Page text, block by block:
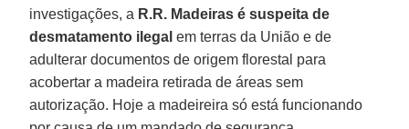
investigações, a R.R. Madeiras é suspeita de
desmatamento ilegal em terras da União e de
adulterar documentos de origem florestal para
acobertar a madeira retirada de áreas sem
autorização. Hoje a madeireira só está funcionando